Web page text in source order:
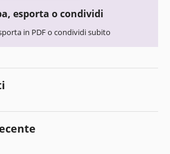
esporta o condividi
in PDF o condividi subito